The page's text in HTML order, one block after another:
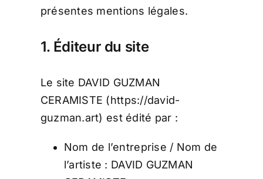
présentes mentions légales.
1. Éditeur du site
Le site DAVID GUZMAN
CERAMISTE (https://david-
guzman.art) est édité par :
Nom de l’entreprise / Nom de
l’artiste : DAVID GUZMAN